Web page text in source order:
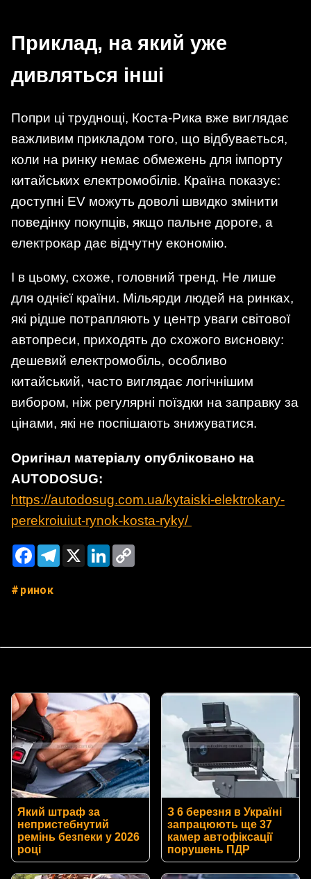
Приклад, на який уже
дивляться інші
Попри ці труднощі, Коста-Рика вже виглядає
важливим прикладом того, що відбувається,
коли на ринку немає обмежень для імпорту
китайських електромобілів. Країна показує:
доступні EV можуть доволі швидко змінити
поведінку покупців, якщо пальне дороге, а
електрокар дає відчутну економію.
І в цьому, схоже, головний тренд. Не лише
для однієї країни. Мільярди людей на ринках,
які рідше потрапляють у центр уваги світової
автопреси, приходять до схожого висновку:
дешевий електромобіль, особливо
китайський, часто виглядає логічнішим
вибором, ніж регулярні поїздки на заправку за
цінами, які не поспішають знижуватися.
Оригінал матеріалу опубліковано на
AUTODOSUG:
https://autodosug.com.ua/kytaiski-elektrokary-
perekroiuiut-rynok-kosta-ryky/
FacebookTelegram
X LinkedIn
ринок
Який штраф за
непристебнутий
ремінь безпеки у 2026
році
З 6 березня в Україні
запрацюють ще 37
камер автофіксації
порушень ПДР